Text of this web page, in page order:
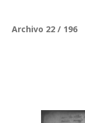
Archivo 22 / 196